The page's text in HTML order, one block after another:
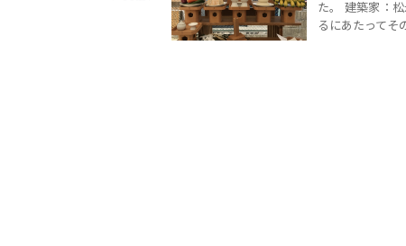
た。 建築家：
るにあたってそ